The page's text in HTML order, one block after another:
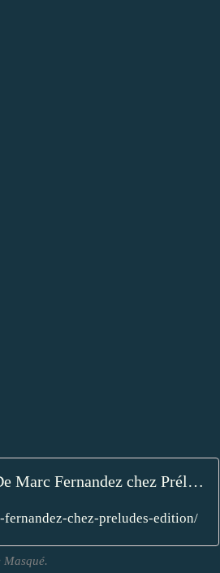
Mala Vida De Marc Fernandez chez Préludes Edition
chez-preludes-edition/